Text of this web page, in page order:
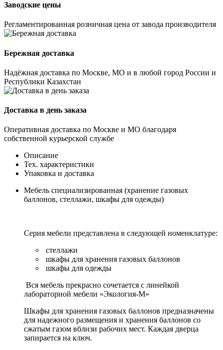
Заводские цены
Регламентированная розничная цена от завода производителя
Бережная доставка
Надёжная доставка по Москве, МО и в любой город России и
Республики Казахстан
Доставка в день заказа
Оперативная доставка по Москве и МО благодаря
собственной курьерской службе
Описание
Тех. характеристики
Упаковка и доставка
Мебель специализированная (хранение газовых
баллонов, стеллажи, шкафы для одежды)
Серия мебели представлена в следующей номенклатуре:
стеллажи
шкафы для хранения газовых баллонов
шкафы для одежды
Вся мебель прекрасно сочетается с линейкой
лабораторной мебели «Экология-М»
Шкафы для хранения газовых баллонов предназначены
для надежного размещения и хранения баллонов со
сжатым газом вблизи рабочих мест. Каждая дверца
запирается на ключ.